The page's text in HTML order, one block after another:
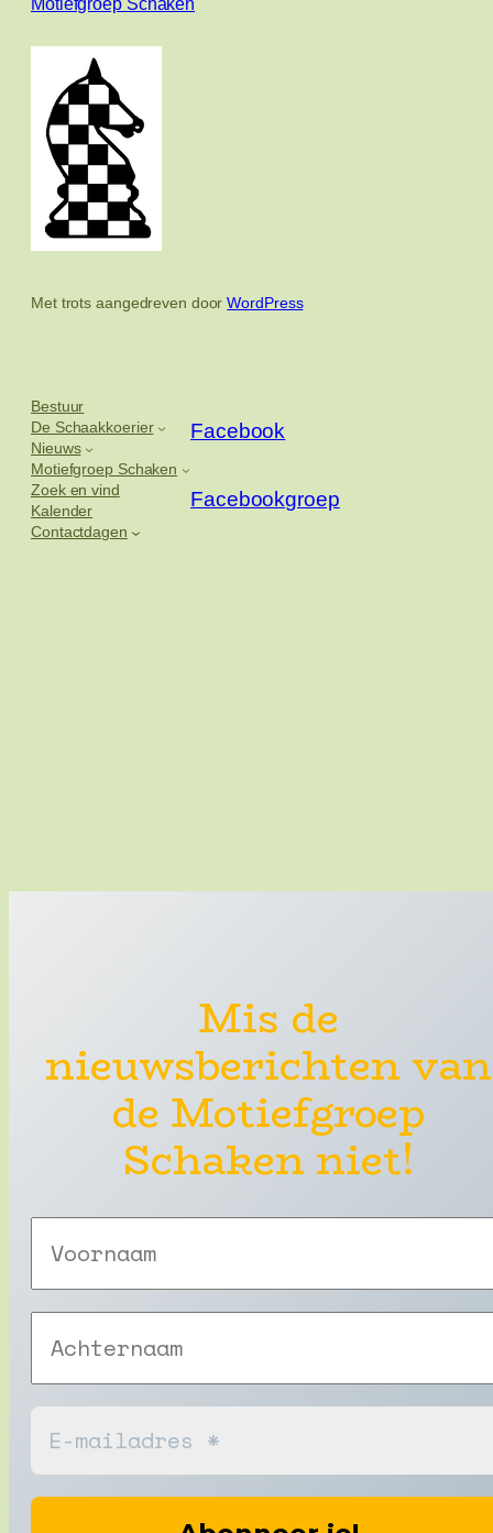
Met trots aangedreven doorWordPress
Bestuur
De Schaakkoerier
Nieuws
Motiefgroep Schaken
Zoek en vind
Kalender
Contactdagen
Facebook
Facebookgroep
Mis de
nieuwsberichten van
de Motiefgroep
Schaken niet!